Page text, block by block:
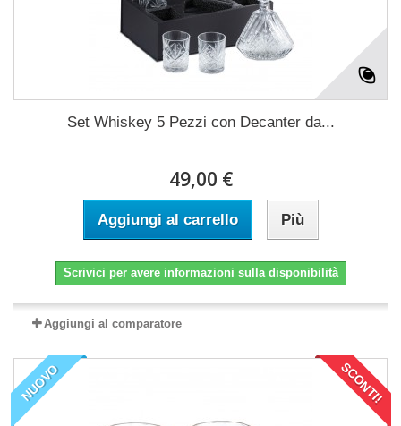
Set Whiskey 5 Pezzi con Decanter da...
49,00 €
Aggiungi al carrello Più
Scrivici per avere informazioni sulla disponibilità
Aggiungi al comparatore
NUOVO SCONTI!